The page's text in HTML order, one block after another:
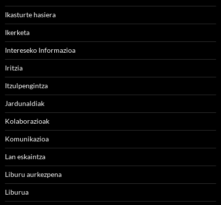
Ikasturte hasiera
Ikerketa
Intereseko Informazioa
Iritzia
Itzulpengintza
Jardunaldiak
Kolaborazioak
Komunikazioa
Lan eskaintza
Liburu aurkezpena
Liburua